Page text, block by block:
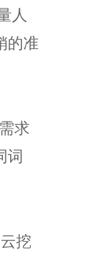
人
的准
求
词
挖